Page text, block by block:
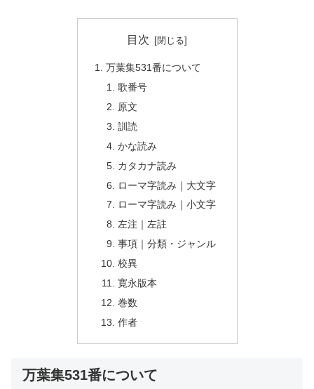
目次
万葉集531番について
歌番号
原文
訓読
かな読み
カタカナ読み
ローマ字読み｜大文字
ローマ字読み｜小文字
左注｜左註
事項｜分類・ジャンル
校異
寛永版本
巻数
作者
万葉集531番について